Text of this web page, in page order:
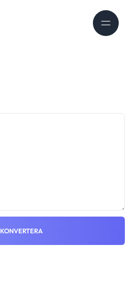
KONVERTERA